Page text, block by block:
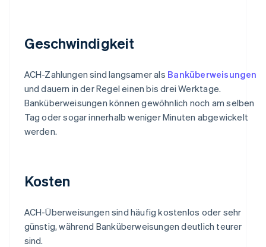
Geschwindigkeit
ACH-Zahlungen sind langsamer als Banküberweisungen
und dauern in der Regel einen bis drei Werktage.
Banküberweisungen können gewöhnlich noch am selben
Tag oder sogar innerhalb weniger Minuten abgewickelt
werden.
Kosten
ACH-Überweisungen sind häufig kostenlos oder sehr
günstig, während Banküberweisungen deutlich teurer
sind.